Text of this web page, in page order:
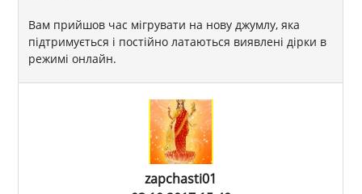
Вам прийшов час мігрувати на нову джумлу, яка
підтримується і постійно латаються виявлені дірки в
режимі онлайн.
zapchasti01